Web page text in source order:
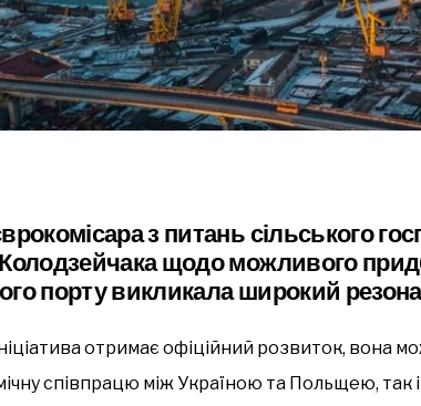
з питань сільського
щодо можливого
порту викликала широкий
отримає офіційний розвиток, вона
співпрацю між Україною та Польщею, так